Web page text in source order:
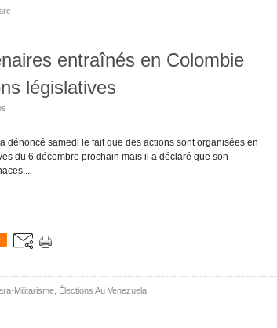
entraînés en Colombie
législatives
dénoncé samedi le fait que des actions sont organisées en
du 6 décembre prochain mais il a déclaré que son
Militarisme Élections Au Venezuela